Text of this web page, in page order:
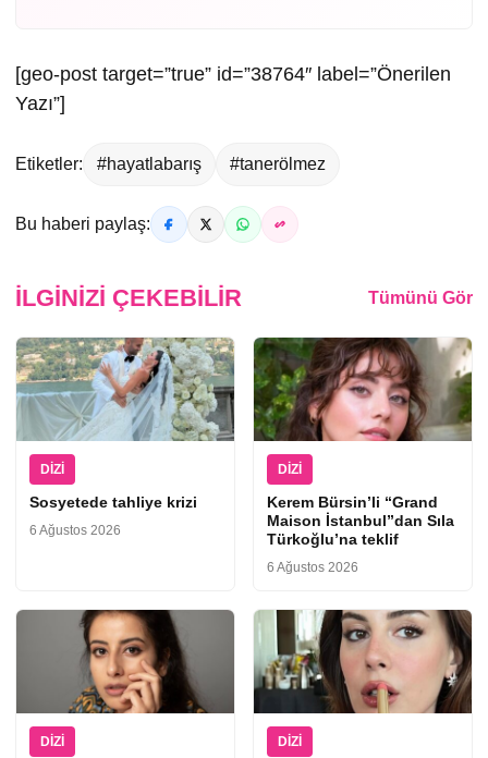
[geo-post target=”true” id=”38764″ label=”Önerilen
Yazı”]
Etiketler: #hayatlabarış #tanerölmez
Bu haberi paylaş:
İLGINIZI ÇEKEBILIR Tümünü Gör
DIZI
Sosyetede tahliye krizi
6 Ağustos 2026
DIZI
Kerem Bürsin’li “Grand
Maison İstanbul”dan Sıla
Türkoğlu’na teklif
6 Ağustos 2026
DIZI DIZI